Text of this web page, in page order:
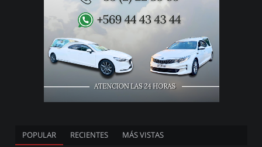
POPULAR RECIENTES MÁS VISTAS